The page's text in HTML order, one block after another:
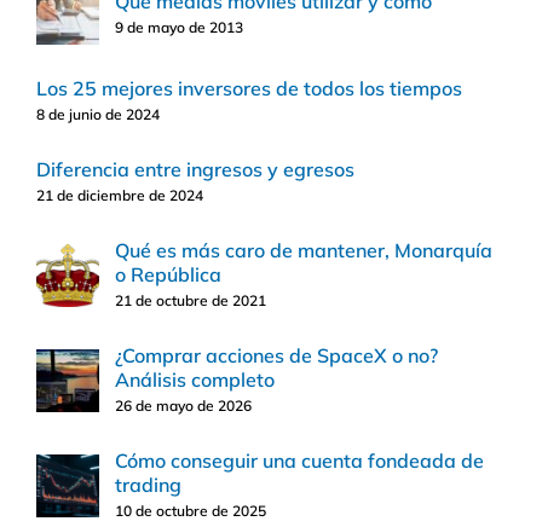
9 de mayo de 2013
Los 25 mejores inversores de todos los tiempos
8 de junio de 2024
Diferencia entre ingresos y egresos
21 de diciembre de 2024
Qué es más caro de mantener, Monarquía
o República
21 de octubre de 2021
¿Comprar acciones de SpaceX o no?
Análisis completo
26 de mayo de 2026
Cómo conseguir una cuenta fondeada de
trading
10 de octubre de 2025